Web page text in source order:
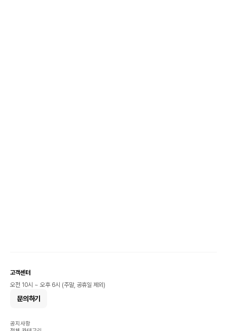
고객센터
오전 10시 ~ 오후 6시 (주말, 공휴일 제외)
문의하기
공지사항